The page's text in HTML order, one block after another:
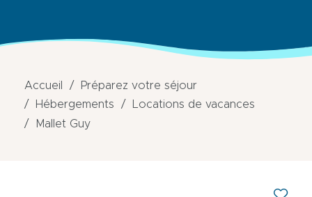
Accueil
Préparez votre séjour
Hébergements
Locations de vacances
Mallet Guy